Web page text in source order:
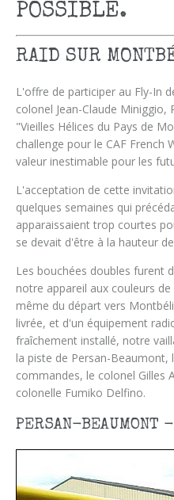
POSSIBLE.
RAID SUR
L'offre de participer au Fly-In
colonel Jean-Claude
"Vieilles Hélices du Pays de
challenge pour le CAF French
valeur inestimable pour les
L'acceptation de cette
quelques semaines qui
apparaissaient trop courtes
se devait d'être à la hauteur
Les bouchées doubles furent
notre appareil aux couleurs
même du départ vers
livrée, et d'un équipement
fraîchement installé, notre
la piste de Persan-Beaumont,
commandes, le colonel Gilles
colonelle Fumiko Delfino.
PERSAN-BEAUMONT